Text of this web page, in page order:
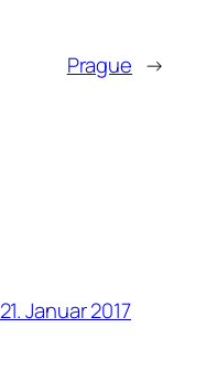
Prague →
21. Januar 2017